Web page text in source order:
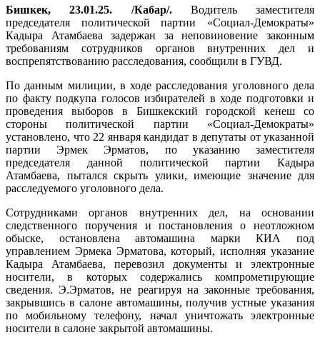
Бишкек, 23.01.25. /Кабар/. Водитель заместителя
председателя политической партии «Социал-Демократы»
Кадыра Атамбаева задержан за неповиновение законным
требованиям сотрудников органов внутренних дел и
воспрепятствованию расследования, сообщили в ГУВД.
По данным милиции, в ходе расследования уголовного дела
по факту подкупа голосов избирателей в ходе подготовки и
проведения выборов в Бишкекский городской кенеш со
стороны политической партии «Социал-Демократы»
установлено, что 22 января кандидат в депутаты от указанной
партии Эрмек Эрматов, по указанию заместителя
председателя данной политической партии Кадыра
Атамбаева, пытался скрыть улики, имеющие значение для
расследуемого уголовного дела.
Сотрудниками органов внутренних дел, на основании
следственного поручения и постановления о неотложном
обыске, остановлена автомашина марки КИА под
управлением Эрмека Эрматова, который, исполняя указание
Кадыра Атамбаева, перевозил документы и электронные
носители, в которых содержались компрометирующие
сведения. Э.Эрматов, не реагируя на законные требования,
закрывшись в салоне автомашины, получив устные указания
по мобильному телефону, начал уничтожать электронные
носители в салоне закрытой автомашины.